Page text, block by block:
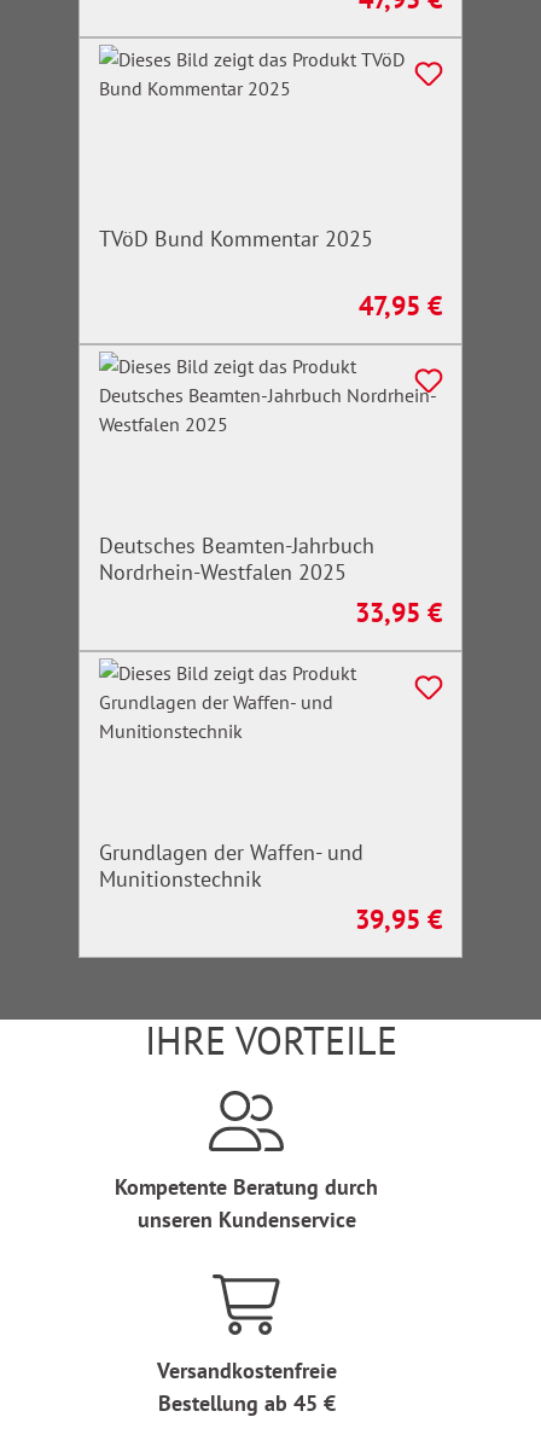
TVöD Bund Kommentar 2025
Regulärer Preis:
47,95 €
Deutsches Beamten-Jahrbuch
Nordrhein-Westfalen 2025
Regulärer Preis:
33,95 €
Grundlagen der Waffen- und
Munitionstechnik
Regulärer Preis:
39,95 €
IHRE VORTEILE
Kompetente Beratung durch
unseren Kundenservice
Versandkostenfreie
Bestellung ab 45 €